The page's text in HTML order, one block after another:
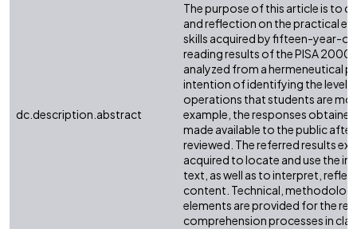
dc.description.abstract
The purpose of this article is to
and reflection on the practical
skills acquired by fifteen-year-
reading results of the PISA
analyzed from a hermeneutical
intention of identifying the level
operations that students are
example, the responses
made available to the public
reviewed. The referred results
acquired to locate and use the
text, as well as to interpret,
content. Technical,
elements are provided for the
comprehension processes in